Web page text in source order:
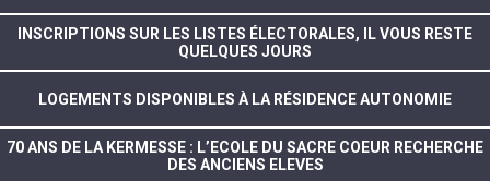
INSCRIPTIONS SUR LES LISTES ÉLECTORALES, IL VOUS RESTE
QUELQUES JOURS
LOGEMENTS DISPONIBLES À LA RÉSIDENCE AUTONOMIE
70 ANS DE LA KERMESSE : L’ECOLE DU SACRE COEUR RECHERCHE
DES ANCIENS ELEVES